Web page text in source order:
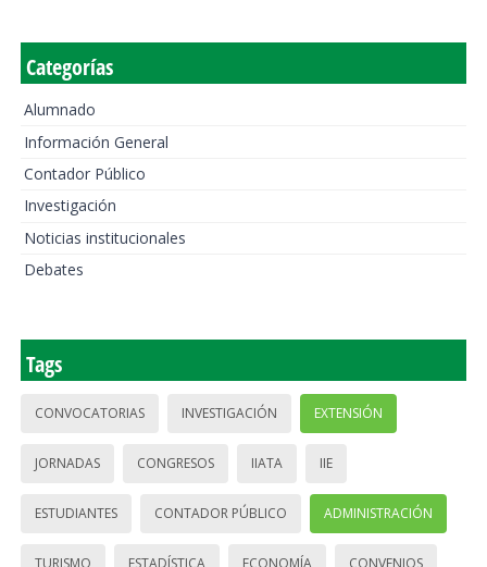
Categorías
Alumnado
Información General
Contador Público
Investigación
Noticias institucionales
Debates
Tags
CONVOCATORIAS INVESTIGACIÓN EXTENSIÓN
JORNADAS CONGRESOS IIATA IIE
ESTUDIANTES CONTADOR PÚBLICO ADMINISTRACIÓN